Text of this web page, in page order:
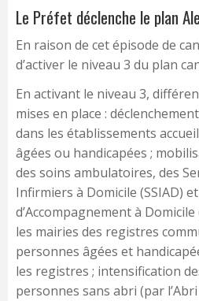
Le Préfet déclenche le plan
En raison de cet épisode de
d’activer le niveau 3 du plan
En activant le niveau 3,
mises en place :
dans les établissements
âgées ou handicapées ;
des soins ambulatoires, des
Infirmiers à Domicile (SSIAD)
d’Accompagnement à
les mairies des registres
personnes âgées et
les registres ; intensification
personnes sans abri (par